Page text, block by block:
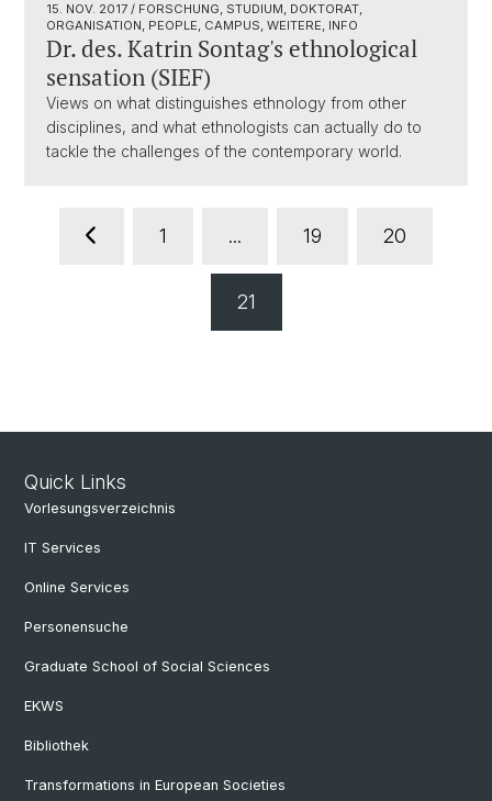
15. NOV. 2017 / FORSCHUNG, STUDIUM, DOKTORAT,
ORGANISATION, PEOPLE, CAMPUS, WEITERE, INFO
Dr. des. Katrin Sontag's ethnological
sensation (SIEF)
Views on what distinguishes ethnology from other
disciplines, and what ethnologists can actually do to
tackle the challenges of the contemporary world.
1 ... 19 20
21
Quick Links
Vorlesungsverzeichnis
IT Services
Online Services
Personensuche
Graduate School of Social Sciences
EKWS
Bibliothek
Transformations in European Societies